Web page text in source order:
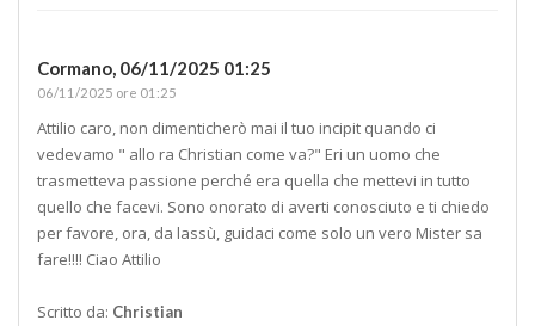
Cormano, 06/11/2025 01:25
06/11/2025 ore 01:25
Attilio caro, non dimenticherò mai il tuo incipit quando ci
vedevamo " allo ra Christian come va?" Eri un uomo che
trasmetteva passione perché era quella che mettevi in tutto
quello che facevi. Sono onorato di averti conosciuto e ti chiedo
per favore, ora, da lassù, guidaci come solo un vero Mister sa
fare!!!! Ciao Attilio
Scritto da: Christian